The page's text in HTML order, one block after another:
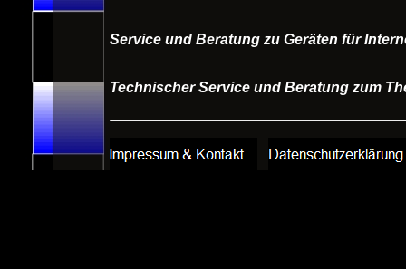
Service und Beratung zu Geräten für
Technischer Service und Beratung zum